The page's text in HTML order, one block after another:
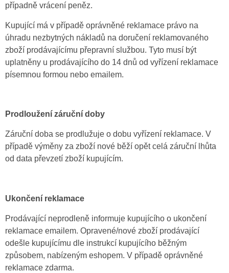
případně vrácení peněz.
Kupující má v případě oprávněné reklamace právo na
úhradu nezbytných nákladů na doručení reklamovaného
zboží prodávajícímu přepravní službou. Tyto musí být
uplatněny u prodávajícího do 14 dnů od vyřízení reklamace
písemnou formou nebo emailem.
Prodloužení záruční doby
Záruční doba se prodlužuje o dobu vyřízení reklamace. V
případě výměny za zboží nové běží opět celá záruční lhůta
od data převzetí zboží kupujícím.
Ukončení reklamace
Prodávající neprodleně informuje kupujícího o ukončení
reklamace emailem. Opravené/nové zboží prodávající
odešle kupujícímu dle instrukcí kupujícího běžným
způsobem, nabízeným eshopem. V případě oprávněné
reklamace zdarma.